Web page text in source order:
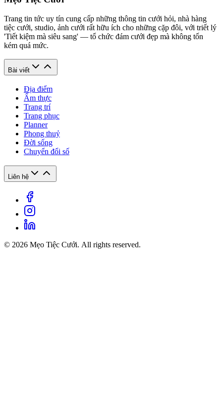
Trang tin tức uy tín cung cấp những thông tin cưới hỏi, nhà hàng
tiệc cưới, studio, ảnh cưới rất hữu ích cho những cặp đôi, với triết lý
'Tiết kiệm mà siêu sang' — tổ chức đám cưới đẹp mà không tốn
kém quá mức.
Bài viết
Địa điểm
Ẩm thực
Trang trí
Trang phục
Planner
Phong thuỷ
Đời sống
Chuyển đổi số
Liên hệ
© 2026 Mẹo Tiệc Cưới. All rights reserved.